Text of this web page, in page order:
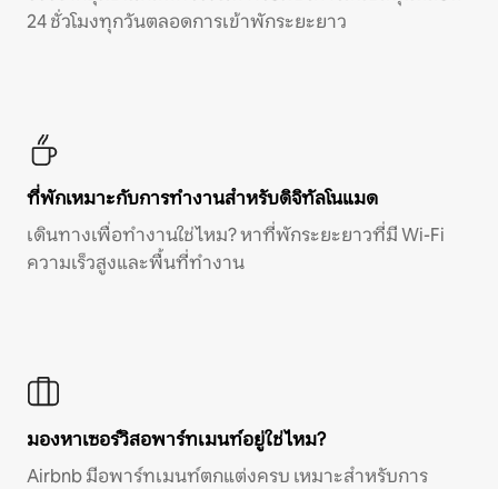
24 ชั่วโมงทุกวันตลอดการเข้าพักระยะยาว
ที่พักเหมาะกับการทำงานสำหรับดิจิทัลโนแมด
เดินทางเพื่อทำงานใช่ไหม? หาที่พักระยะยาวที่มี Wi-Fi
ความเร็วสูงและพื้นที่ทำงาน
มองหาเซอร์วิสอพาร์ทเมนท์อยู่ใช่ไหม?
Airbnb มีอพาร์ทเมนท์ตกแต่งครบ เหมาะสำหรับการ